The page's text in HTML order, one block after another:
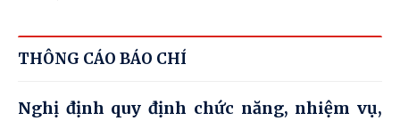
THÔNG CÁO BÁO CHÍ
Nghị định quy định chức năng, nhiệm vụ,